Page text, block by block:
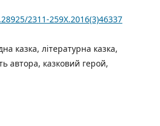
2311-259X.2016(3)46337
казка, літературна казка,
автора, казковий герой,